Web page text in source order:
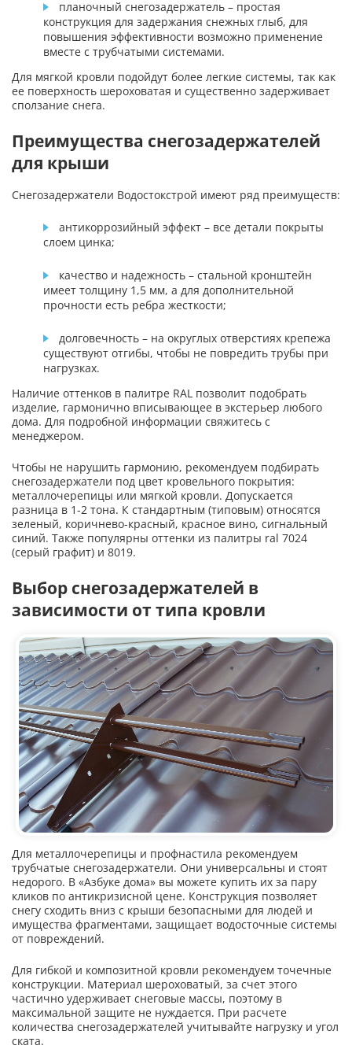
планочный снегозадержатель – простая
конструкция для задержания снежных глыб, для
повышения эффективности возможно применение
вместе с трубчатыми системами.
Для мягкой кровли подойдут более легкие системы, так как
ее поверхность шероховатая и существенно задерживает
сползание снега.
Преимущества снегозадержателей
для крыши
Снегозадержатели Водостокстрой имеют ряд преимуществ:
антикоррозийный эффект – все детали покрыты
слоем цинка;
качество и надежность – стальной кронштейн
имеет толщину 1,5 мм, а для дополнительной
прочности есть ребра жесткости;
долговечность – на округлых отверстиях крепежа
существуют отгибы, чтобы не повредить трубы при
нагрузках.
Наличие оттенков в палитре RAL позволит подобрать
изделие, гармонично вписывающее в экстерьер любого
дома. Для подробной информации свяжитесь с
менеджером.
Чтобы не нарушить гармонию, рекомендуем подбирать
снегозадержатели под цвет кровельного покрытия:
металлочерепицы или мягкой кровли. Допускается
разница в 1-2 тона. К стандартным (типовым) относятся
зеленый, коричнево-красный, красное вино, сигнальный
синий. Также популярны оттенки из палитры ral 7024
(серый графит) и 8019.
Выбор снегозадержателей в
зависимости от типа кровли
Для металлочерепицы и профнастила рекомендуем
трубчатые снегозадержатели. Они универсальны и стоят
недорого. В «Азбуке дома» вы можете купить их за пару
кликов по антикризисной цене. Конструкция позволяет
снегу сходить вниз с крыши безопасными для людей и
имущества фрагментами, защищает водосточные системы
от повреждений.
Для гибкой и композитной кровли рекомендуем точечные
конструкции. Материал шероховатый, за счет этого
частично удерживает снеговые массы, поэтому в
максимальной защите не нуждается. При расчете
количества снегозадержателей учитывайте нагрузку и угол
ската.